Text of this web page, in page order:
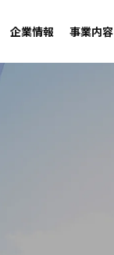
企業情報 事業内容